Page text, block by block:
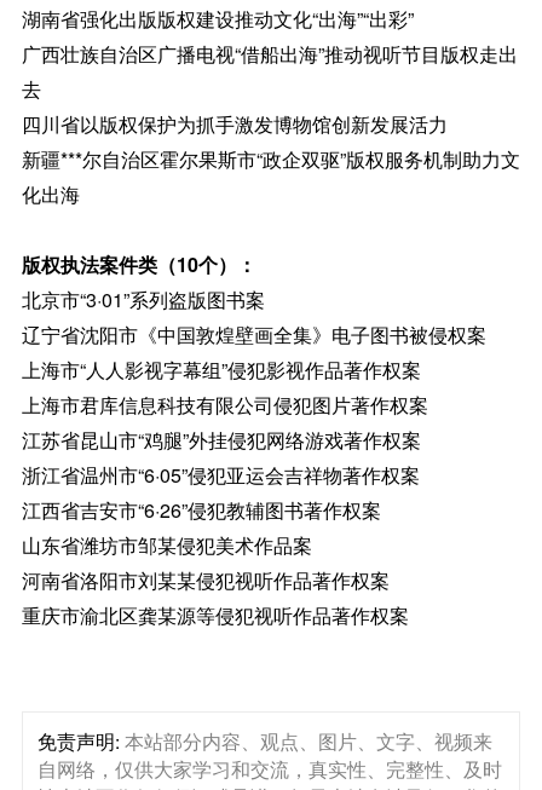
湖南省强化出版版权建设推动文化“出海”“出彩”
广西壮族自治区广播电视“借船出海”推动视听节目版权走出
去
四川省以版权保护为抓手激发博物馆创新发展活力
新疆***尔自治区霍尔果斯市“政企双驱”版权服务机制助力文
化出海
版权执法案件类（10个）：
北京市“3·01”系列盗版图书案
辽宁省沈阳市《中国敦煌壁画全集》电子图书被侵权案
上海市“人人影视字幕组”侵犯影视作品著作权案
上海市君库信息科技有限公司侵犯图片著作权案
江苏省昆山市“鸡腿”外挂侵犯网络游戏著作权案
浙江省温州市“6·05”侵犯亚运会吉祥物著作权案
江西省吉安市“6·26”侵犯教辅图书著作权案
山东省潍坊市邹某侵犯美术作品案
河南省洛阳市刘某某侵犯视听作品著作权案
重庆市渝北区龚某源等侵犯视听作品著作权案
免责声明: 本站部分内容、观点、图片、文字、视频来
自网络，仅供大家学习和交流，真实性、完整性、及时